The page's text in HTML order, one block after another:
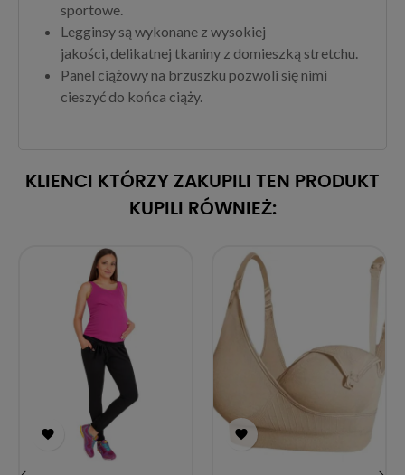
sportowe.
Legginsy są wykonane z wysokiej
jakości, delikatnej tkaniny z domieszką stretchu.
Panel ciążowy na brzuszku pozwoli się nimi
cieszyć do końca ciąży.
KLIENCI KTÓRZY ZAKUPILI TEN PRODUKT
KUPILI RÓWNIEŻ:
 